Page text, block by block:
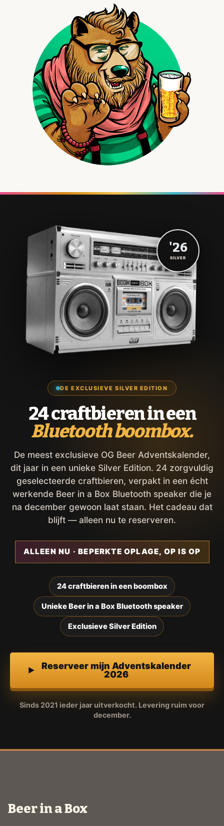
DE EXCLUSIEVE SILVER EDITION
24 craftbieren in een
Bluetooth boombox.
De meest exclusieve OG Beer Adventskalender,
dit jaar in een unieke Silver Edition. 24 zorgvuldig
geselecteerde craftbieren, verpakt in een écht
werkende Beer in a Box Bluetooth speaker die je
na december gewoon laat staan. Het cadeau dat
blijft — alleen nu te reserveren.
ALLEEN NU · BEPERKTE OPLAGE, OP IS OP
24 craftbieren in een boombox
Unieke Beer in a Box Bluetooth speaker
Exclusieve Silver Edition
Reserveer mijn Adventskalender
2026
Sinds 2021 ieder jaar uitverkocht. Levering ruim voor
december.
'26
SILVER
Beer in a Box